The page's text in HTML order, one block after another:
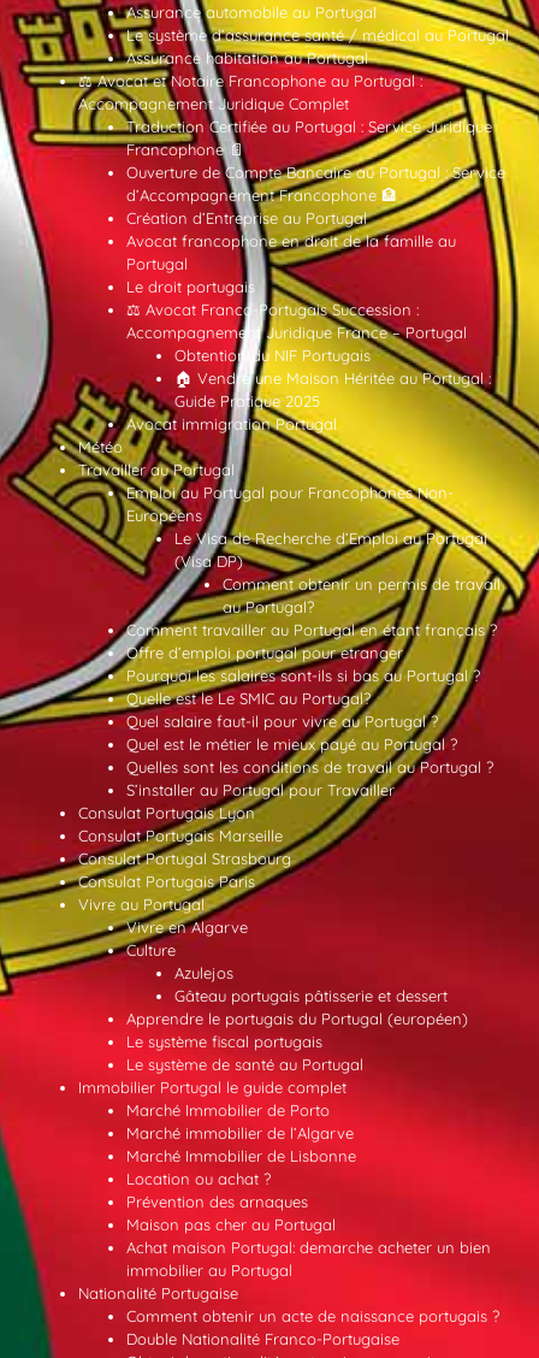
Assurance automobile au Portugal
Le système d’assurance santé / médical au Portugal
Assurance habitation au Portugal
⚖️ Avocat et Notaire Francophone au Portugal :
Accompagnement Juridique Complet
Traduction Certifiée au Portugal : Service Juridique
Francophone 📄
Ouverture de Compte Bancaire au Portugal : Service
d’Accompagnement Francophone 🏦
Création d’Entreprise au Portugal
Avocat francophone en droit de la famille au
Portugal
Le droit portugais
⚖️ Avocat Franco-Portugais Succession :
Accompagnement Juridique France – Portugal
Obtention du NIF Portugais
🏠 Vendre une Maison Héritée au Portugal :
Guide Pratique 2025
Avocat immigration Portugal
Météo
Travailler au Portugal
Emploi au Portugal pour Francophones Non-
Européens
Le Visa de Recherche d’Emploi au Portugal
(Visa DP)
Comment obtenir un permis de travail
au Portugal?
Comment travailler au Portugal en étant français ?
Offre d’emploi portugal pour etranger
Pourquoi les salaires sont-ils si bas au Portugal ?
Quelle est le Le SMIC au Portugal?
Quel salaire faut-il pour vivre au Portugal ?
Quel est le métier le mieux payé au Portugal ?
Quelles sont les conditions de travail au Portugal ?
S’installer au Portugal pour Travailler
Consulat Portugais Lyon
Consulat Portugais Marseille
Consulat Portugal Strasbourg
Consulat Portugais Paris
Vivre au Portugal
Vivre en Algarve
Culture
Azulejos
Gâteau portugais pâtisserie et dessert
Apprendre le portugais du Portugal (européen)
Le système fiscal portugais
Le système de santé au Portugal
Immobilier Portugal le guide complet
Marché Immobilier de Porto
Marché immobilier de l’Algarve
Marché Immobilier de Lisbonne
Location ou achat ?
Prévention des arnaques
Maison pas cher au Portugal
Achat maison Portugal: demarche acheter un bien
immobilier au Portugal
Nationalité Portugaise
Comment obtenir un acte de naissance portugais ?
Double Nationalité Franco-Portugaise